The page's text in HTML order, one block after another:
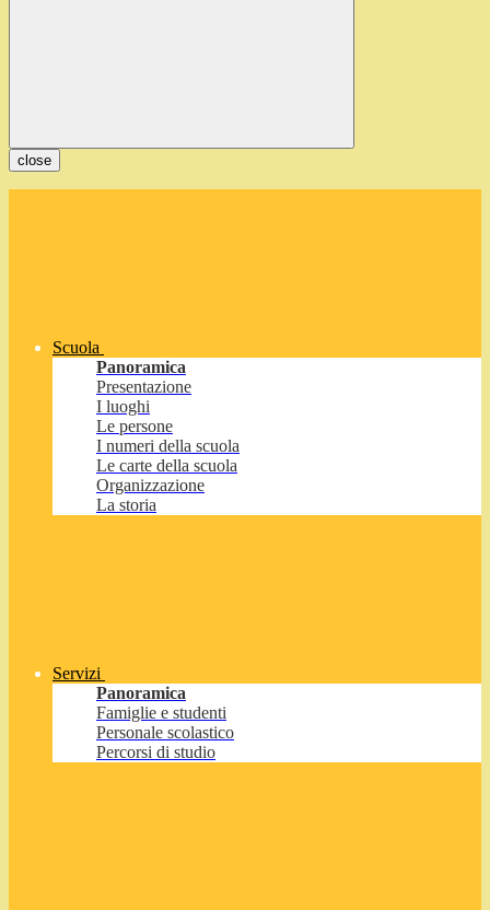
close
Scuola
Panoramica
Presentazione
I luoghi
Le persone
I numeri della scuola
Le carte della scuola
Organizzazione
La storia
Servizi
Panoramica
Famiglie e studenti
Personale scolastico
Percorsi di studio